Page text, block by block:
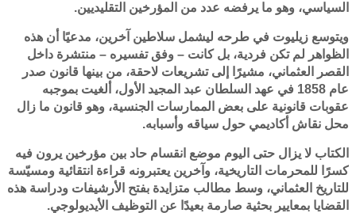
السياسي، وهو ما يرفضه عدد من المؤرخين التقليديين.
ويتوسع زيليوت في طرحه ليشمل سلاطين آخرين، مدعيًا أن هذه
الظواهر لم تكن فردية، بل كانت – وفق تفسيره – منتشرة داخل
القصر العثماني، مشيرًا إلى تشريعات لاحقة، من بينها قانون صدر
عام 1858 في عهد السلطان عبد المجيد الأول، ألغيت بموجبه
عقوبات قانونية على بعض الممارسات الجنسية، وهو قانون ما زال
محل نقاش أكاديمي حول سياقه وأسبابه.
الكتاب لا يزال حتى اليوم موضع انقسام حاد بين مؤرخين يرون فيه
كسرًا للمحرمات التاريخية، وآخرين يعتبرونه قراءة انتقائية ومسيّسة
للتاريخ العثماني، وسط مطالب متزايدة بفتح الأرشيفات ودراسة هذه
القضايا بمعايير بحثية صارمة بعيدًا عن التوظيف الأيديولوجي.